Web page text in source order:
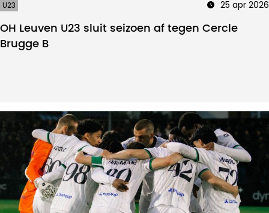
U23 25 apr 2026
OH Leuven U23 sluit seizoen af tegen Cercle
Brugge B